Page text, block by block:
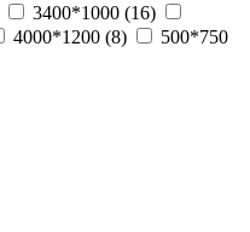
3400*1000 (16)
4000*1200 (8)
500*750